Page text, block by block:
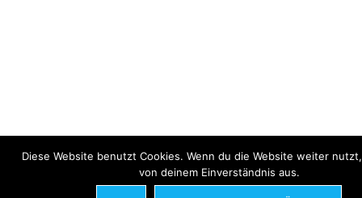
Diese Website benutzt Cookies. Wenn du die Website weiter
von deinem Einverständnis aus.